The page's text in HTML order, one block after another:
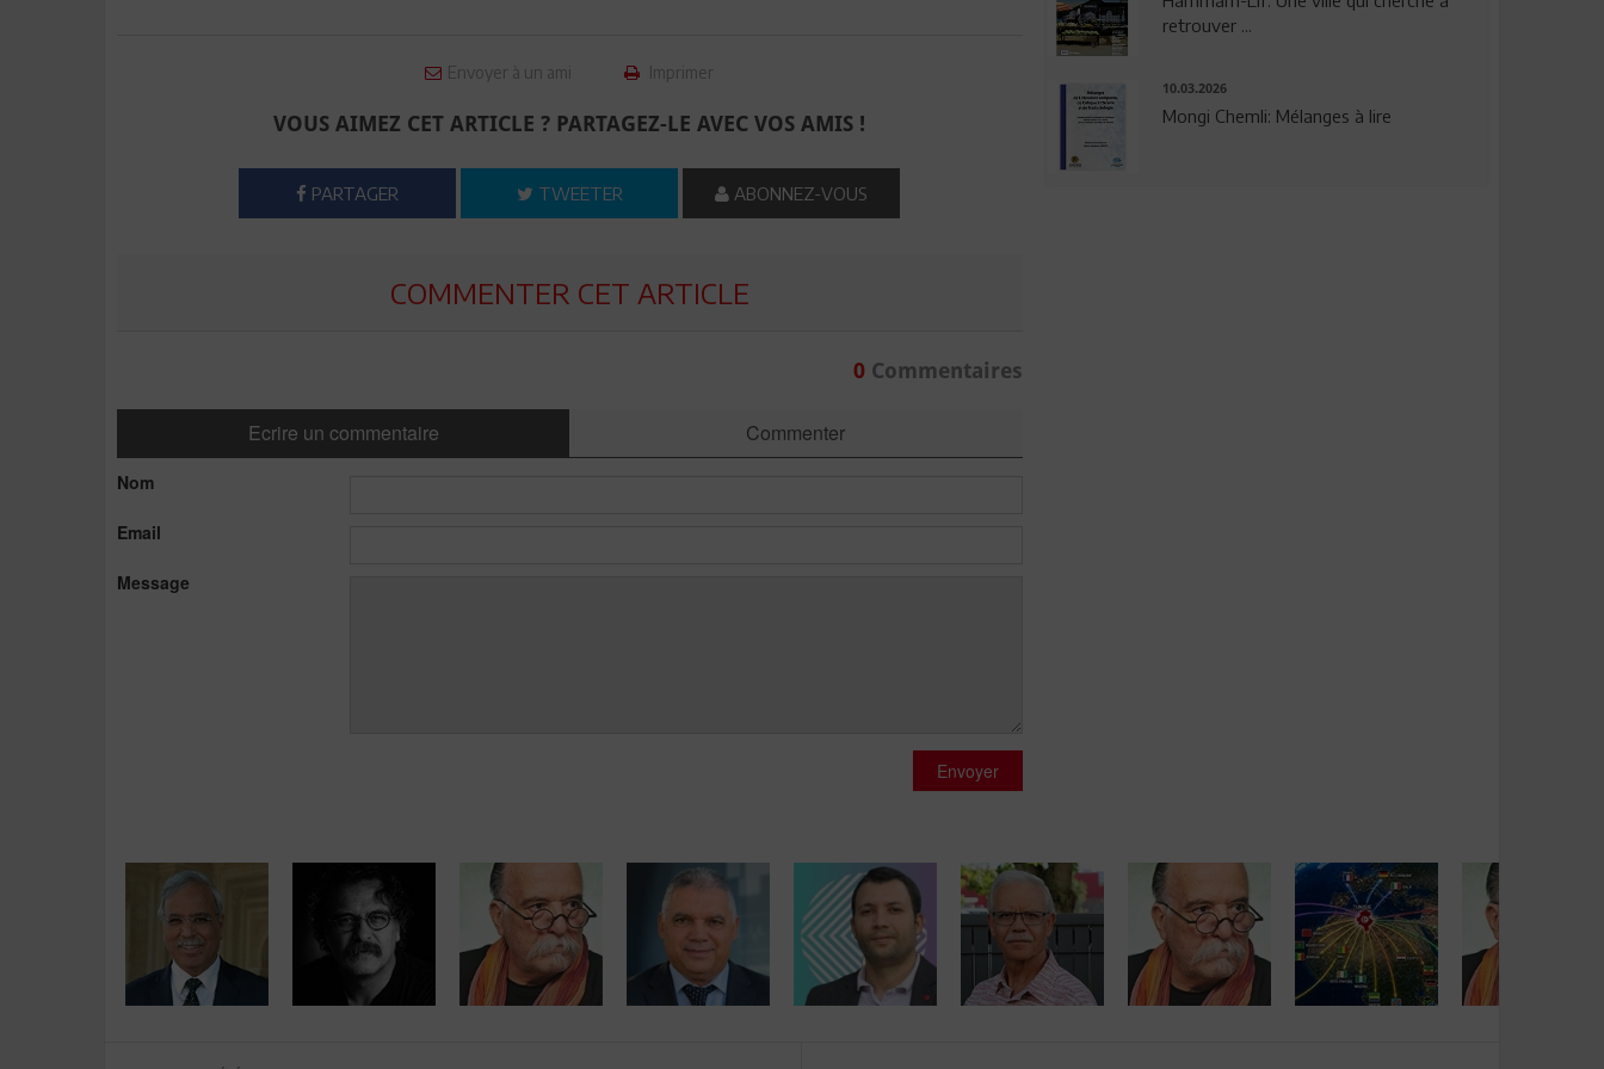
Envoyer à un ami Imprimer
VOUS AIMEZ CET ARTICLE ? PARTAGEZ-LE AVEC VOS AMIS !
PARTAGER TWEETER ABONNEZ-VOUS
COMMENTER CET ARTICLE
0Commentaires
Ecrire un commentaire Commenter
Nom
Email
Message
Envoyer
retrouver ...
10.03.2026
Mongi Chemli: Mélanges à lire